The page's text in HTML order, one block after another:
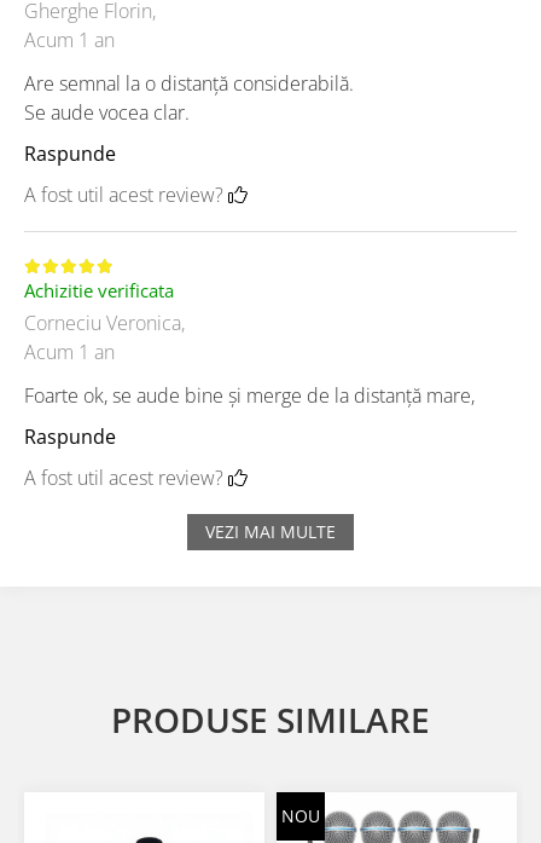
Gherghe Florin,
Acum 1 an
Are semnal la o distanță considerabilă.
Se aude vocea clar.
Raspunde
A fost util acest review?
Achizitie verificata
Corneciu Veronica,
Acum 1 an
Foarte ok, se aude bine și merge de la distanță mare,
Raspunde
A fost util acest review?
VEZI MAI MULTE
PRODUSE SIMILARE
NOU